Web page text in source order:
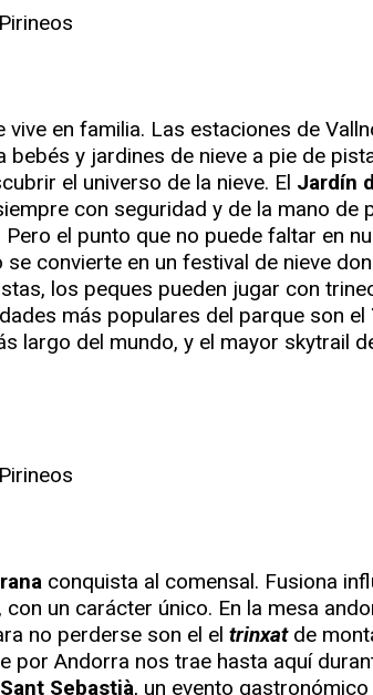
en familia. Las estaciones de
y jardines de nieve a pie de
el universo de la nieve. El Jardín
con seguridad y de la mano de
el punto que no puede faltar en
se convierte en un festival de nieve
los peques pueden jugar con
más populares del parque son el
largo del mundo, y el mayor skytrail
conquista al comensal. Fusiona
un carácter único. En la mesa
no perderse son el el trinxatde
por Andorra nos trae hasta aquí
Sebastià, un evento